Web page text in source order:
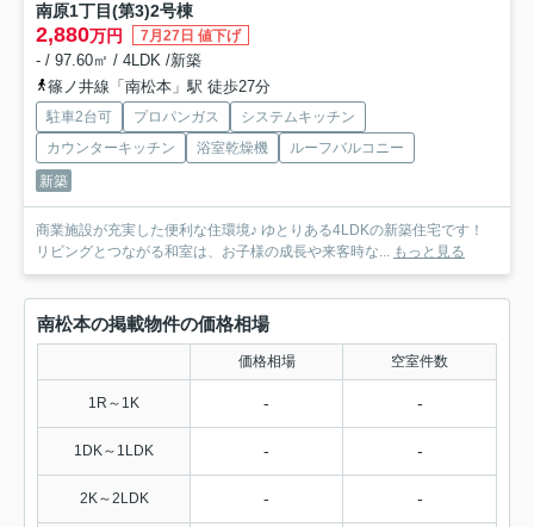
南原1丁目(第3)2号棟
2,880万円 7月27日 値下げ
- / 97.60㎡ / 4LDK /新築
篠ノ井線「南松本」駅 徒歩27分
駐車2台可 プロパンガス
システムキッチン
カウンターキッチン
浴室乾燥機
ルーフバルコニー
新築
商業施設が充実した便利な住環境♪ ゆとりある4LDKの新築住宅です！
リビングとつながる和室は、お子様の成長や来客時な... もっと見る
南松本の掲載物件の価格相場
価格相場 空室件数
1R～1K - -
1DK～1LDK - -
2K～2LDK - -